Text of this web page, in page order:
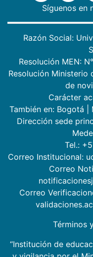
Síguenos en
Razón Social:
Resolución MEN:
Resolución Ministerio
de
Carácter
También en: Bogotá
Dirección sede
Tel.:
Correo Institucional:
Correo
Correo
Términos
“Institución de